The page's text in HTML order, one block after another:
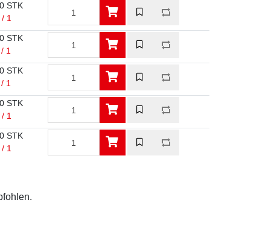
STK
1
STK
1
STK
1
STK
1
STK
1